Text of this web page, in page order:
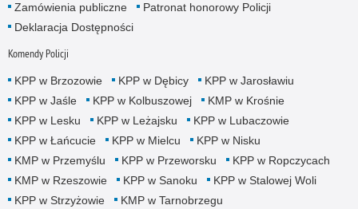
Zamówienia publiczne
Patronat honorowy Policji
Deklaracja Dostępności
Komendy Policji
KPP w Brzozowie KPP w Dębicy
KPP w Jarosławiu
KPP w Jaśle
KPP w Kolbuszowej
KMP w Krośnie
KPP w Lesku
KPP w Leżajsku
KPP w Lubaczowie
KPP w Łańcucie
KPP w Mielcu
KPP w Nisku
KMP w Przemyślu
KPP w Przeworsku
KPP w Ropczycach
KMP w Rzeszowie
KPP w Sanoku
KPP w Stalowej Woli
KPP w Strzyżowie
KMP w Tarnobrzegu